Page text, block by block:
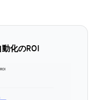
化のROI